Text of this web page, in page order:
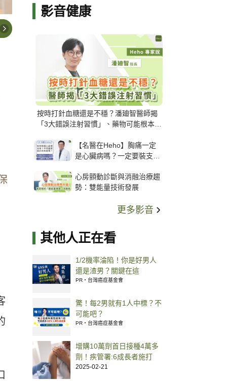
影音健康
按時打針血糖還是不穩？潘廸智醫師揭
「3大錯誤注射習慣」、藥物可能根本沒
【名醫在Heho】胸痛一定
是心臟病嗎？一定要裝支
解析支架種類、風險與選擇
關鍵
心房顫動診斷與消融治療趨
勢：雙能量技術發展
更多影音
其他人正在看
1/2機率淪陷！你是好男人
還是渣男？關鍵在這
PR・台灣癌症基金會
驚！每2男就有1人中標？不
可能吧？
PR・台灣癌症基金會
增購10萬劑首日接種4萬多
劑！疾管署:6成長者施打
2025-02-21